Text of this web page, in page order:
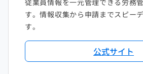
す。情報収集から申請までスピー
す。
公式サイト